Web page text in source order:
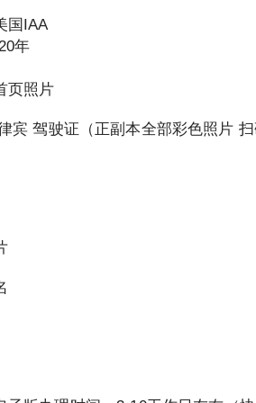
国IAA
年
页照片
宾 驾驶证（正副本全部彩色照片